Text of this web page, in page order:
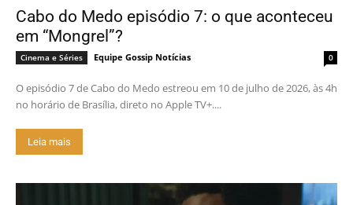
Cabo do Medo episódio 7: o que aconteceu
em “Mongrel”?
Cinema e Séries Equipe Gossip Notícias 0
O episódio 7 de Cabo do Medo estreou em 10 de julho de 2026, às 4h
no horário de Brasília, direto no Apple TV+....
Leia mais